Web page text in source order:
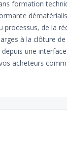
formation
processus, de la
à la clôture de
une
acheteurs